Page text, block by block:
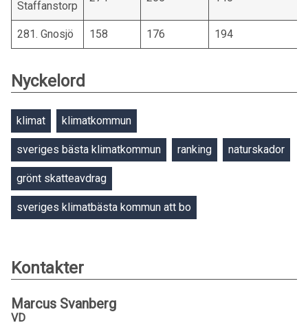
Staffanstorp
281. Gnosjö 158 176 194
Nyckelord
klimat klimatkommun
sveriges bästa klimatkommun ranking naturskador
grönt skatteavdrag
sveriges klimatbästa kommun att bo
Kontakter
Marcus Svanberg
VD